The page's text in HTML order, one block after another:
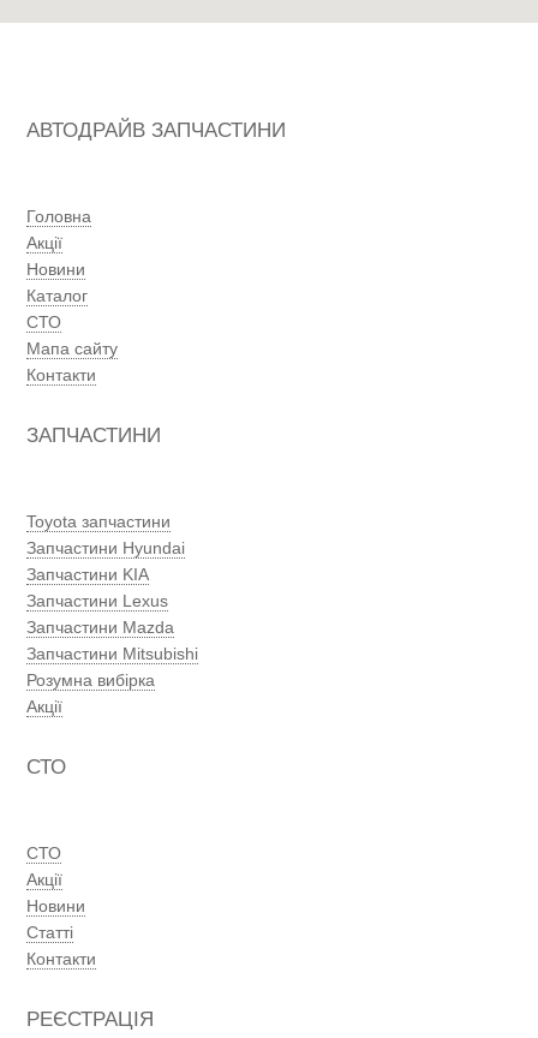
АВТОДРАЙВ ЗАПЧАСТИНИ
Головна
Акції
Новини
Каталог
СТО
Мапа сайту
Контакти
ЗАПЧАСТИНИ
Toyota запчастини
Запчастини Hyundai
Запчастини KIA
Запчастини Lexus
Запчастини Mazda
Запчастини Mitsubishi
Розумна вибірка
Акції
СТО
СТО
Акції
Новини
Статті
Контакти
РЕЄСТРАЦІЯ